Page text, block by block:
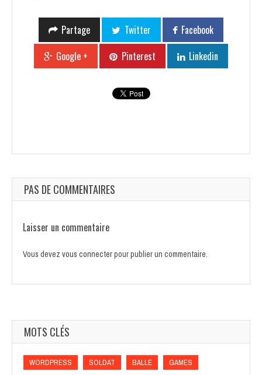
Partage Twitter
Facebook
Google +
Pinterest Linkedin
PAS DE COMMENTAIRES
Laisser un commentaire
Vous devez vous connecterpour publier un commentaire.
MOTS CLÉS
WORDPRESS SOLDAT BALLE GAMES